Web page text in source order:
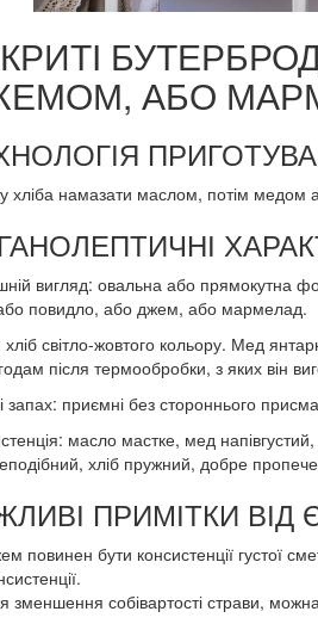
АБО
хліба намазати маслом, потім
вигляд: овальна або прямокутна
повидло, або джем, або мармелад.
хліб світло-жовтого кольору. Мед
після термообробки, з яких він
запах: приємні без стороннього
масло мастке, мед
хліб пружний, добре
ПРИМІТКИ
повинен бути консистенції густої
зменшення собівартості страви,